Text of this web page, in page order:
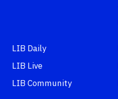
LIB Daily
LIB Live
LIB Community